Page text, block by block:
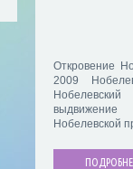
Откровение
2009
Нобелевской